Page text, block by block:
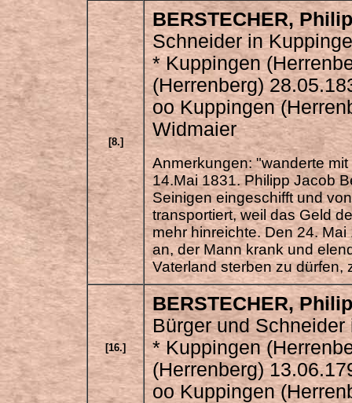
[8.]
BERSTECHER,
Schneider in
* Kuppingen
(Herrenberg)
oo Kuppingen
Widmaier
Anmerkungen: "wanderte
14.Mai 1831. Philipp Jacob
Seinigen eingeschifft und
transportiert, weil das Geld
mehr hinreichte. Den 24.
an, der Mann krank und
Vaterland sterben zu dürfen,
[16.]
BERSTECHER,
Bürger und Schneider
* Kuppingen
(Herrenberg)
oo Kuppingen